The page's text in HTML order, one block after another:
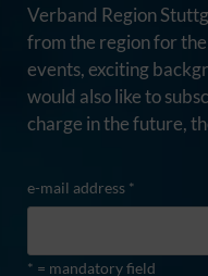
Verband Region
from the region for
events, exciting
would also like to
charge in the future,
e-mail address *
* = mandatory field